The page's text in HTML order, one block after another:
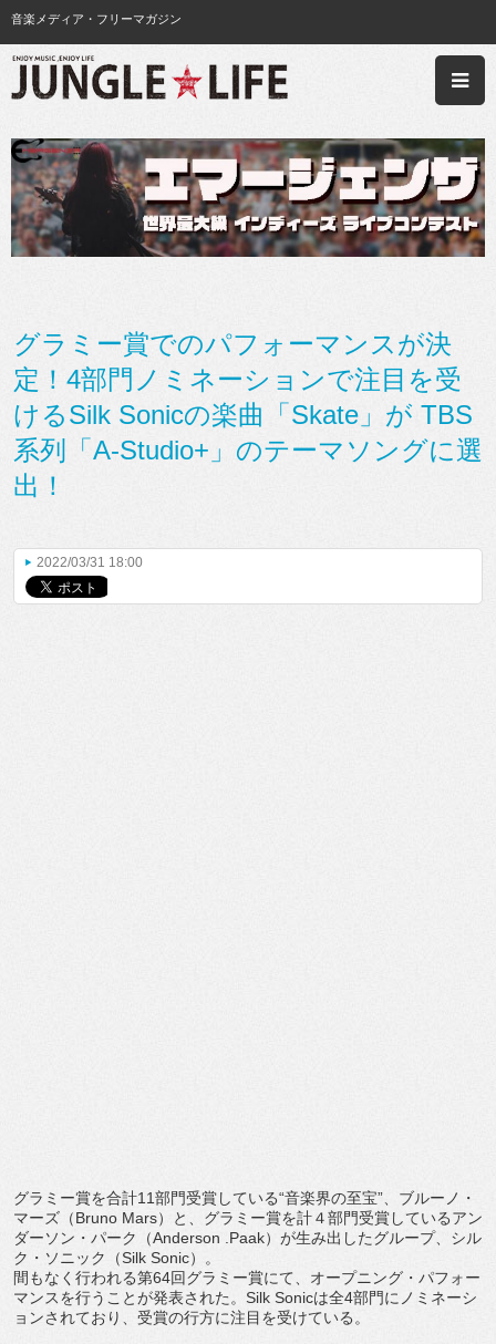
音楽メディア・フリーマガジン
グラミー賞でのパフォーマンスが決
定！4部門ノミネーションで注目を受
けるSilk Sonicの楽曲「Skate」が TBS
系列「A-Studio+」のテーマソングに選
出！
2022/03/31 18:00
グラミー賞を合計11部門受賞している“音楽界の至宝”
ブルーノ・
マーズ（Bruno Mars）と、グラミー賞を計４部門受賞しているアン
ダーソン・ パーク（Anderson .Paak）が生み出したグループ、シル
ク・ソニック（Silk Sonic）。
間もなく行われる第64回グラミー賞にて、オープニング・ パフォー
マンスを行うことが発表された。 Silk Sonicは全4部門にノミネーシ
ョンされており、 受賞の行方に注目を受けている。